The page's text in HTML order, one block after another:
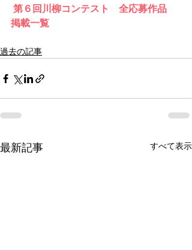
第６回川柳コンテスト　全応募作品
掲載一覧
過去の記事
最新記事 すべて表示